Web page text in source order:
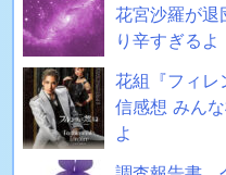
花宮沙羅が退
り辛すぎるよ
花組『フィレ
信感想 みん
よ